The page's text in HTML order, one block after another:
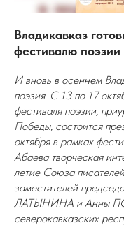
Владикавказ
фестивалю
И вновь в осеннем
поэзия. С 13 по 17
фестиваля поэзии,
Победы, состоится
октября в рамках
Абаева творческая
летие Союза
заместителей
ЛАТЫНИНА и Анны
северокавказских